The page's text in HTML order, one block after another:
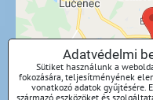
adatvédelmi
Külső tartalmat
Adatvédelmi
Sütiket használunk a
fokozására, teljesítményének
vonatkozó adatok gyűjtésére.
származó eszközöket és